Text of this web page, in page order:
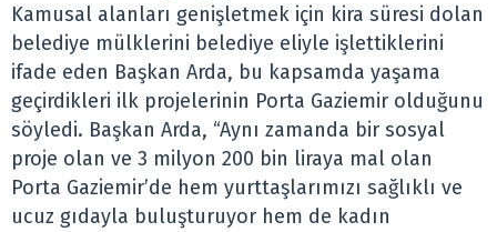
Kamusal alanları genişletmek için kira süresi dolan
belediye mülklerini belediye eliyle işlettiklerini
ifade eden Başkan Arda, bu kapsamda yaşama
geçirdikleri ilk projelerinin Porta Gaziemir olduğunu
söyledi. Başkan Arda, “Aynı zamanda bir sosyal
proje olan ve 3 milyon 200 bin liraya mal olan
Porta Gaziemir’de hem yurttaşlarımızı sağlıklı ve
ucuz gıdayla buluşturuyor hem de kadın